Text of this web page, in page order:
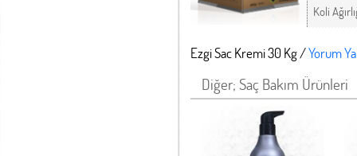
Koli
Ezgi Sac Kremi 30 Kg /Yorum
Diğer; Saç Bakım Ürünleri